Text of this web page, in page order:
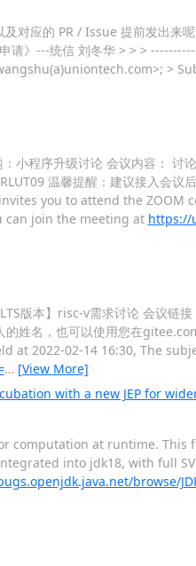
对应的 PR / Issue 提前发出
请》---统信 刘冬华 > > >
>
程序升级讨论 会议内容： 讨
温馨提醒：建议接入会议
you to attend the ZOOM
can join the meeting at https://
版本】risc-v需求讨论 会议
的姓名，也可以使用您在
2022-02-14 16:30, The
… [View More]
with a new JEP for
computation at runtime.
into jdk18, with full
browse/